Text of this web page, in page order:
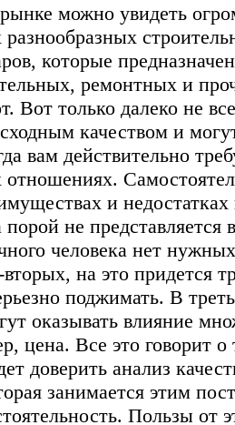
можно увидеть
которые
ремонтных и
Вот только далеко не
качеством и
вам действительно
отношениях.
и
порой не
человека нет
на это придется
поджимать. В
оказывать влияние
цена. Все это говорит о
доверить анализ
занимается этим
Пользы от